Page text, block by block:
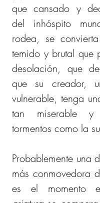
que cansado y
del inhóspito
rodea, se
temido y brutal que
desolación, que
que su creador,
vulnerable, tenga
tan miserable
tormentos como la
Probablemente una
más conmovedora
es el momento